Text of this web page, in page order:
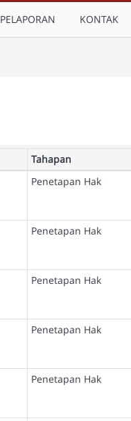
PELAPORAN KONTAK
Tahapan
Penetapan Hak
Penetapan Hak
Penetapan Hak
Penetapan Hak
Penetapan Hak